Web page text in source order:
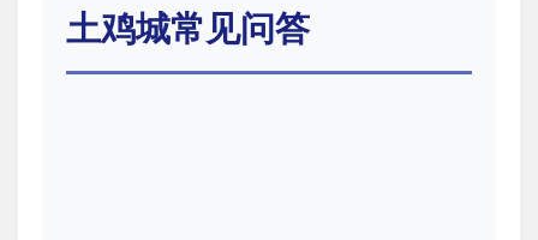
土鸡城常见问答